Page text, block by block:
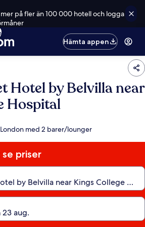
mer på fler än 100 000 hotell och logga
Hämta appen
Hotel by Belvilla near
Hospital
med 2 barer/lounger
priser